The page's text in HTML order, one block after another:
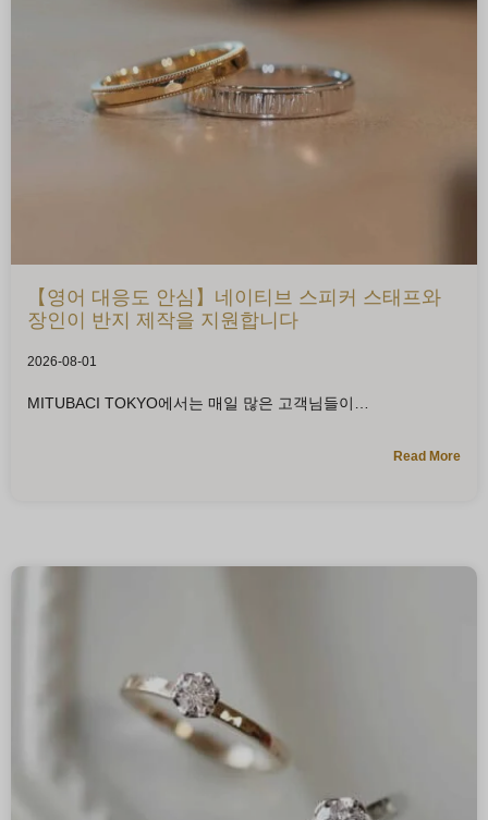
【영어 대응도 안심】네이티브 스피커 스태프와
장인이 반지 제작을 지원합니다
2026-08-01
MITUBACI TOKYO에서는 매일 많은 고객님들이
Read More